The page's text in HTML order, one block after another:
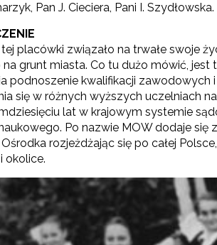
Pan J. Cieciera, Pani I. Szydłowska.
placówki związało na trwałe swoje
grunt miasta. Co tu dużo mówić,
podnoszenie kwalifikacji
się w różnych wyższych uczelniach
lat w krajowym systemie
Po nazwie MOW dodaje
rozjeżdżając się po całej
okolice.